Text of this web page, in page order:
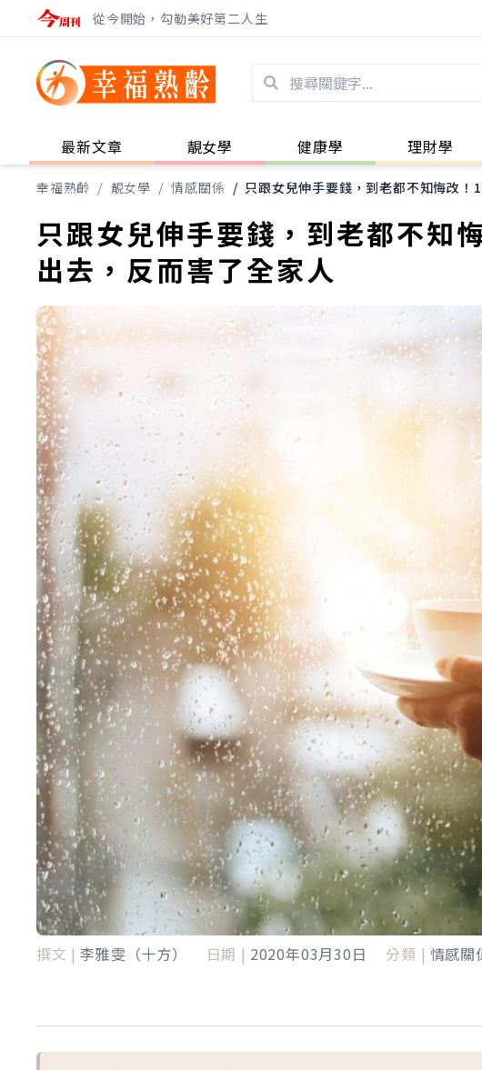
從今開始，勾勒美好第二人生
最新文章 靚女學 健康學 理財學
幸福熟齡 / 靚女學 / 情感關係 / 只跟女兒伸手要錢，到老都不知悔改
只跟女兒伸手要錢，到老都不知
出去，反而害了全家人
撰文 | 李雅雯（十方） 日期 | 2020年03月30日 分類 | 情感關